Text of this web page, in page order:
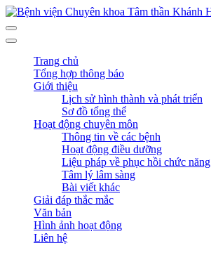
Trang chủ
Tổng hợp thông báo
Giới thiệu
Lịch sử hình thành và phát triển
Sơ đồ tổng thể
Hoạt động chuyên môn
Thông tin về các bệnh
Hoạt động điều dưỡng
Liệu pháp về phục hồi chức năng
Tâm lý lâm sàng
Bài viết khác
Giải đáp thắc mắc
Văn bản
Hình ảnh hoạt động
Liên hệ